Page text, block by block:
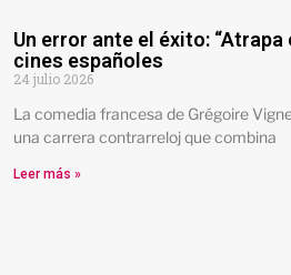
Un error ante el éxito: “Atrapa
cines españoles
24 julio 2026
La comedia francesa de Grégoire
una carrera contrarreloj que combina
Leer más »